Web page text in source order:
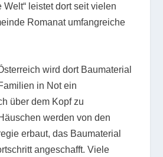
Welt“ leistet dort seit vielen
Romanat umfangreiche
wird dort Baumaterial
in Not ein
über dem Kopf zu
werden von den
erbaut, das Baumaterial
angeschafft. Viele